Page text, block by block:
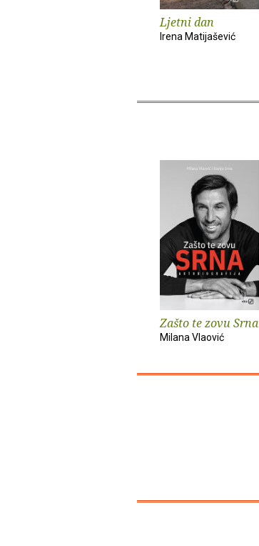
Ljetni dan
Irena Matijašević
Zašto te zovu Srna
Milana Vlaović